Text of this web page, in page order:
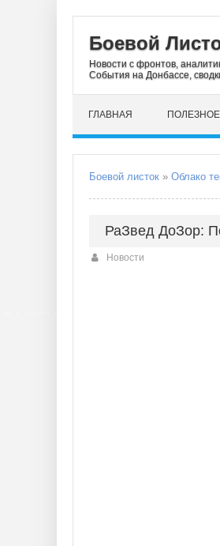
Боевой
Новости с фронтов,
События на Донбассе,
ГЛАВНАЯ ПОЛЕЗНОЕ
Боевой листок » Облако
РаЗвед ДоЗор:
Новости